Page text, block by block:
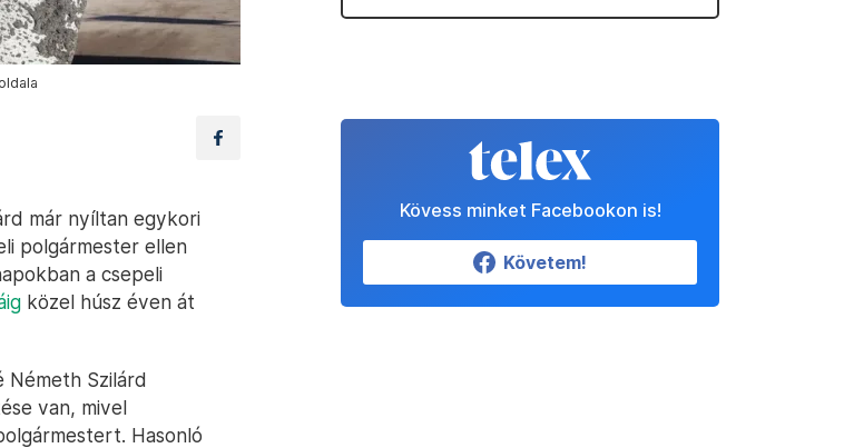
már nyíltan egykori
polgármester ellen
a csepeli
közel húsz éven át
Németh Szilárd
van, mivel
Hasonló
Kövess minket Facebookon is!
Követem!